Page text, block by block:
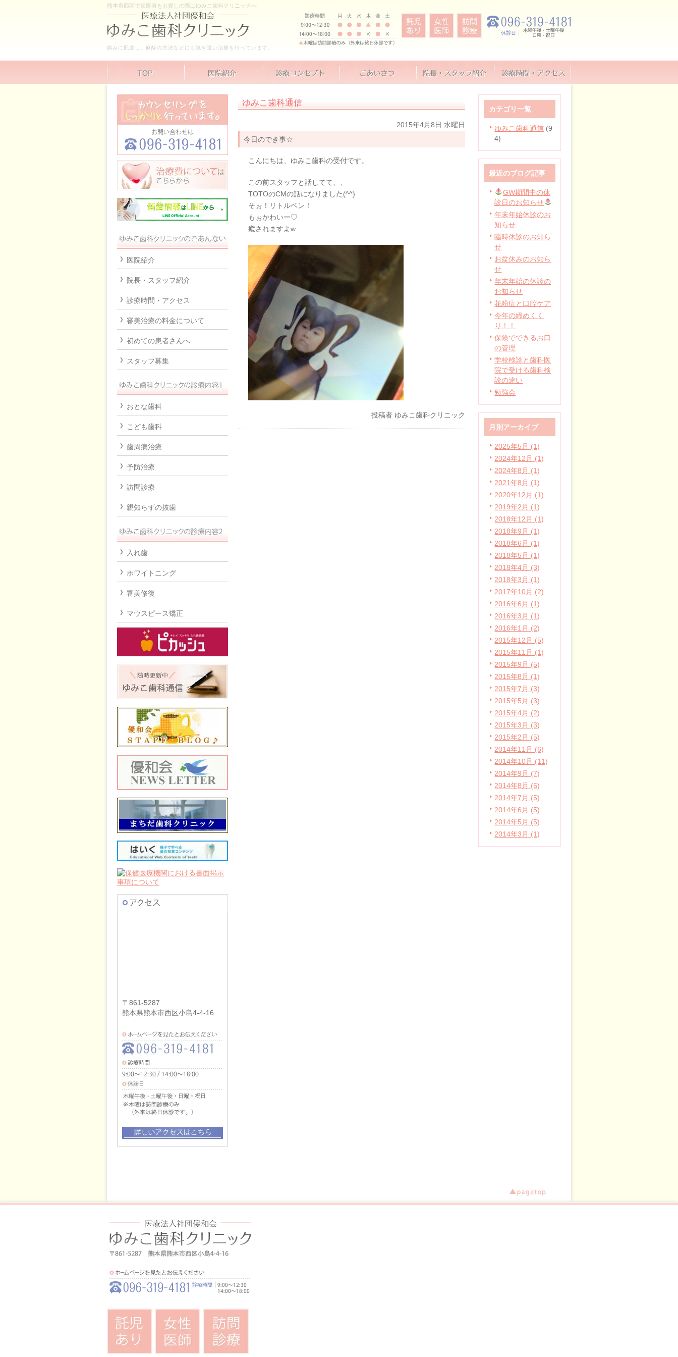
熊本市西区で歯医者をお探しの際はゆみこ歯科クリニックへ
痛みに配慮し、麻酔の方法などにも気を遣い治療を行っています。
ゆみこ歯科通信
2015年4月8日 水曜日
今日のでき事☆
こんにちは、ゆみこ歯科の受付です。
この前スタッフと話してて、、
TOTOのCMの話になりました(^^)
そぉ！リトルベン！
もぉかわいー♡
癒されますよw
投稿者 ゆみこ歯科クリニック
カテゴリ一覧
ゆみこ歯科通信 (9
4)
最近のブログ記事
GW期間中の休
診日のお知らせ
年末年始休診のお
知らせ
臨時休診のお知ら
せ
お盆休みのお知ら
せ
年末年始の休診の
お知らせ
花粉症と口腔ケア
今年の締めくく
り！！
保険でできるお口
の管理
学校検診と歯科医
院で受ける歯科検
診の違い
勉強会
月別アーカイブ
2025年5月 (1)
2024年12月 (1)
2024年8月 (1)
2021年8月 (1)
2020年12月 (1)
2019年2月 (1)
2018年12月 (1)
2018年9月 (1)
2018年6月 (1)
2018年5月 (1)
2018年4月 (3)
2018年3月 (1)
2017年10月 (2)
2016年6月 (1)
2016年3月 (1)
2016年1月 (2)
2015年12月 (5)
2015年11月 (1)
2015年9月 (5)
2015年8月 (1)
2015年7月 (3)
2015年5月 (3)
2015年4月 (2)
2015年3月 (3)
2015年2月 (5)
2014年11月 (6)
2014年10月 (11)
2014年9月 (7)
2014年8月 (6)
2014年7月 (5)
2014年6月 (5)
2014年5月 (5)
2014年3月 (1)
医院紹介
院長・スタッフ紹介
診療時間・アクセス
審美治療の料金について
初めての患者さんへ
スタッフ募集
おとな歯科
こども歯科
歯周病治療
予防治療
訪問診療
親知らずの抜歯
入れ歯
ホワイトニング
審美修復
マウスピース矯正
〒861-5287
熊本県熊本市西区小島4-4-16